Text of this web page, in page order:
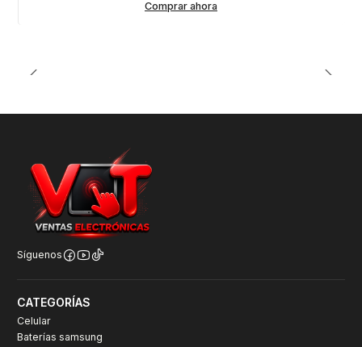
Comprar ahora
Síguenos
CATEGORÍAS
Celular
Baterías samsung